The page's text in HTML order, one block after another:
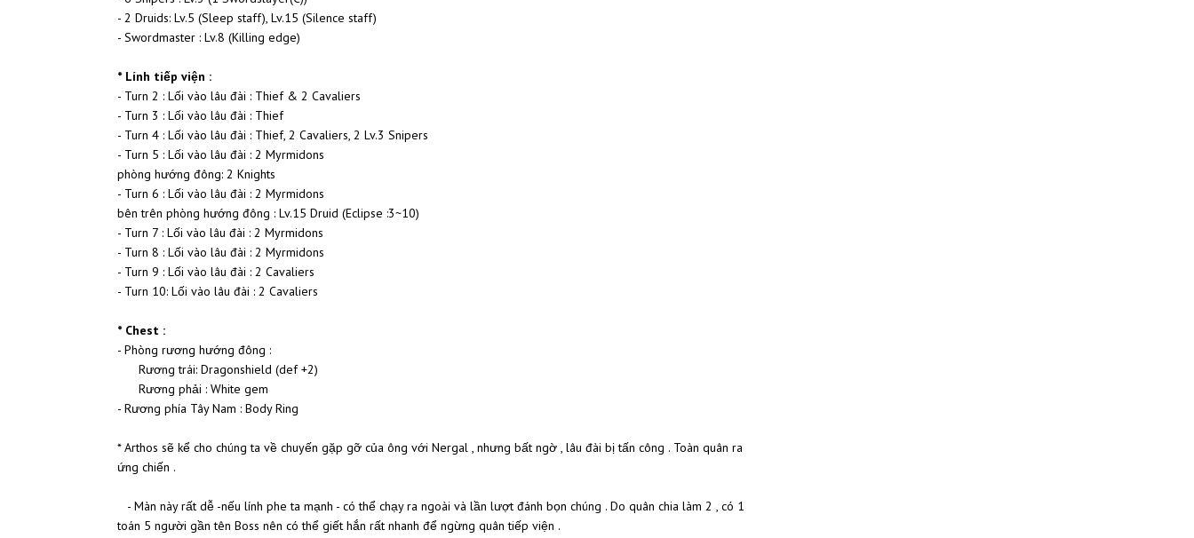
- 2 Druids: Lv.5 (Sleep staff), Lv.15 (Silence staff)
- Swordmaster : Lv.8 (Killing edge)
* Lính tiếp viện :
- Turn 2 : Lối vào lâu đài : Thief & 2 Cavaliers
- Turn 3 : Lối vào lâu đài : Thief
- Turn 4 : Lối vào lâu đài : Thief, 2 Cavaliers, 2 Lv.3 Snipers
- Turn 5 : Lối vào lâu đài : 2 Myrmidons
phòng hướng đông: 2 Knights
- Turn 6 : Lối vào lâu đài : 2 Myrmidons
bên trên phòng hướng đông : Lv.15 Druid (Eclipse :3~10)
- Turn 7 : Lối vào lâu đài : 2 Myrmidons
- Turn 8 : Lối vào lâu đài : 2 Myrmidons
- Turn 9 : Lối vào lâu đài : 2 Cavaliers
- Turn 10: Lối vào lâu đài : 2 Cavaliers
* Chest :
- Phòng rương hướng đông :
Rương trái: Dragonshield (def +2)
Rương phải : White gem
- Rương phía Tây Nam : Body Ring
* Arthos sẽ kể cho chúng ta về chuyến gặp gỡ của ông với Nergal , nhưng bất ngờ , lâu đài bị tấn công . Toàn quân ra
ứng chiến .
- Màn này rất dễ -nếu lính phe ta mạnh - có thể chạy ra ngoài và lần lượt đánh bọn chúng . Do quân chia làm 2 , có 1
toán 5 người gần tên Boss nên có thể giết hắn rất nhanh để ngừng quân tiếp viện .